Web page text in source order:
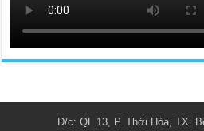
Đ/c: QL 13, P. Thới Hòa, TX.